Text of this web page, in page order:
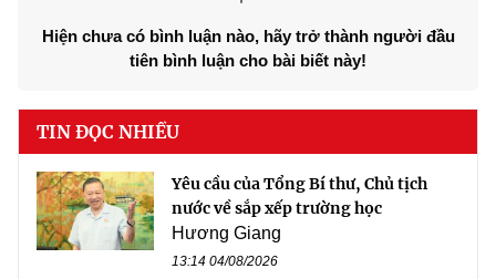
Hiện chưa có bình luận nào, hãy trở thành người đầu
tiên bình luận cho bài biết này!
TIN ĐỌC NHIỀU
Yêu cầu của Tổng Bí thư, Chủ tịch
nước về sắp xếp trường học
Hương Giang
13:14 04/08/2026